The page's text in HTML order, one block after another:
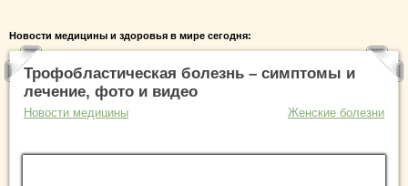
Новости медицины и здоровья в мире сегодня:
Трофобластическая болезнь – симптомы и
лечение, фото и видео
Новости медицины Женские болезни